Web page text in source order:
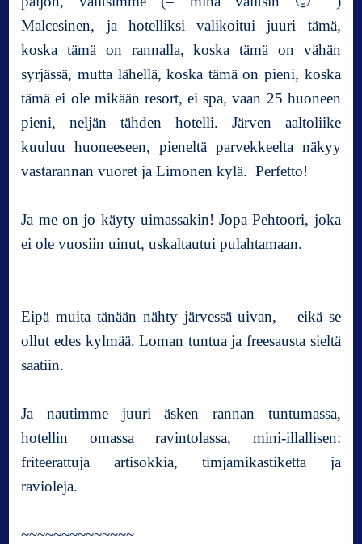
Malcesinen, ja hotelliksi valikoitui juuri tämä,
koska tämä on rannalla, koska tämä on vähän
syrjässä, mutta lähellä, koska tämä on pieni, koska
tämä ei ole mikään resort, ei spa, vaan 25 huoneen
pieni, neljän tähden hotelli. Järven aaltoliike
kuuluu huoneeseen, pieneltä parvekkeelta näkyy
vastarannan vuoret ja Limonen kylä. Perfetto!
Ja me on jo käyty uimassakin! Jopa Pehtoori, joka
ei ole vuosiin uinut, uskaltautui pulahtamaan.
Eipä muita tänään nähty järvessä uivan, – eikä se
ollut edes kylmää. Loman tuntua ja freesausta sieltä
saatiin.
Ja nautimme juuri äsken rannan tuntumassa,
hotellin omassa ravintolassa, mini-illallisen:
friteerattuja artisokkia, timjamikastiketta ja
ravioleja.
~~~~~~~~~~~~~~